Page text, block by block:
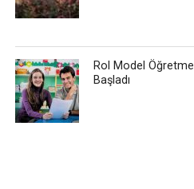
Rol Model
Başladı